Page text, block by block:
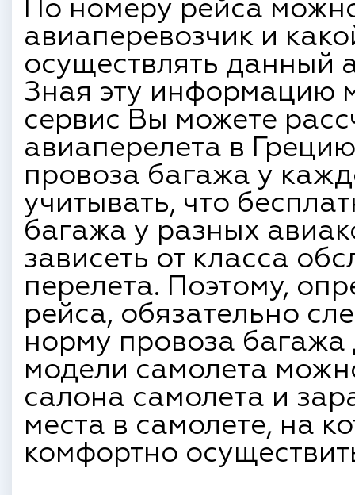
По номеру рейса
авиаперевозчик и
осуществлять данный
Зная эту информацию
сервис Вы можете
авиаперелета в
провоза багажа у
учитывать, что
багажа у разных
зависеть от класса
перелета. Поэтому,
рейса, обязательно
норму провоза
модели самолета
салона самолета и
места в самолете, на
комфортно